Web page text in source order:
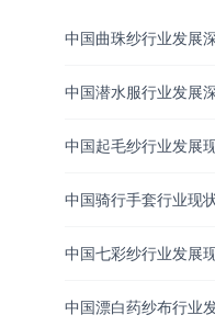
中国曲珠纱行业发展
中国潜水服行业发展
中国起毛纱行业发展
中国骑行手套行业现
中国七彩纱行业发展
中国漂白药纱布行业